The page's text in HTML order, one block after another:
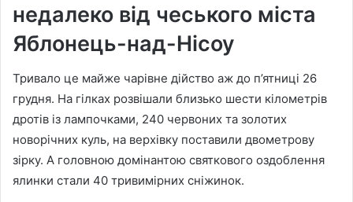
недалеко від чеського міста
Яблонець-над-Нісоу
Тривало це майже чарівне дійство аж до п’ятниці 26
грудня. На гілках розвішали близько шести кілометрів
дротів із лампочками, 240 червоних та золотих
новорічних куль, на верхівку поставили двометрову
зірку. А головною домінантою святкового оздоблення
ялинки стали 40 тривимірних сніжинок.